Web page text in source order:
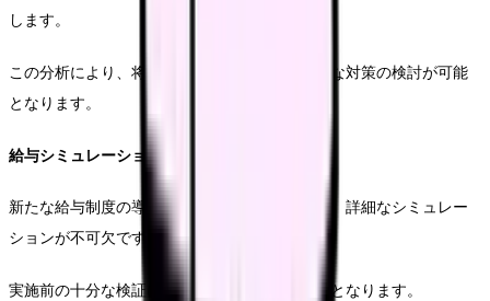
します。
この分析により、将来的な人件費の予測や必要な対策の検討が可能
となります。
給与シミュレーション
新たな給与制度の導入や変更を検討する際には、詳細なシミュレー
ションが不可欠です。
実施前の十分な検証により、円滑な移行が可能となります。